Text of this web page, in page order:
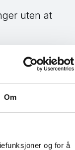
Om
og for å
uten at
kontoen
sier
har